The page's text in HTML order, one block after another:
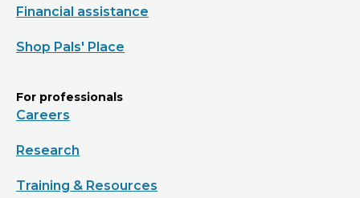
Financial assistance
Shop Pals' Place
For professionals
Careers
Research
Training & Resources